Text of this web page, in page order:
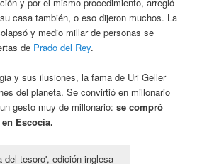
y por el mismo procedimiento, arregló
casa también, o eso dijeron muchos. La
y medio millar de personas se
de Prado del Rey.
y sus ilusiones, la fama de Uri Geller
del planeta. Se convirtió en millonario
gesto muy de millonario:se compró
Escocia.